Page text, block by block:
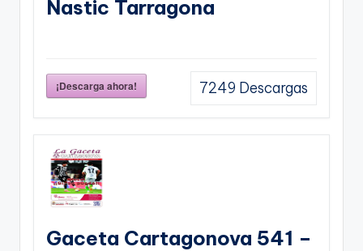
Nastic Tarragona
¡Descarga ahora! 7249 Descargas
Gaceta Cartagonova 541 –